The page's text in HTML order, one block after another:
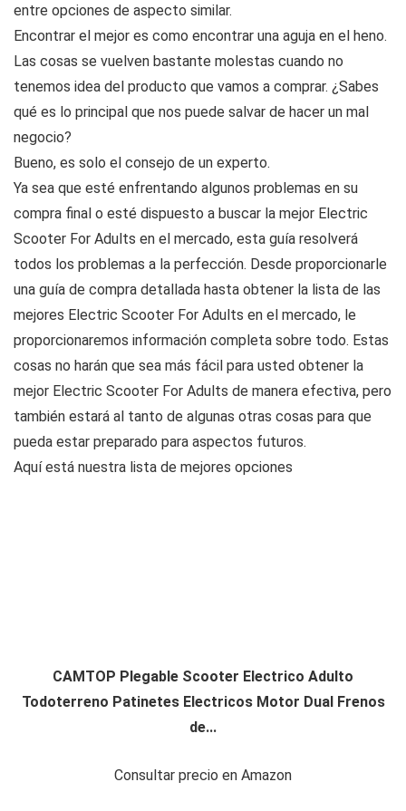
entre opciones de aspecto similar.
Encontrar el mejor es como encontrar una aguja en el heno.
Las cosas se vuelven bastante molestas cuando no
tenemos idea del producto que vamos a comprar. ¿Sabes
qué es lo principal que nos puede salvar de hacer un mal
negocio?
Bueno, es solo el consejo de un experto.
Ya sea que esté enfrentando algunos problemas en su
compra final o esté dispuesto a buscar la mejor Electric
Scooter For Adults en el mercado, esta guía resolverá
todos los problemas a la perfección. Desde proporcionarle
una guía de compra detallada hasta obtener la lista de las
mejores Electric Scooter For Adults en el mercado, le
proporcionaremos información completa sobre todo. Estas
cosas no harán que sea más fácil para usted obtener la
mejor Electric Scooter For Adults de manera efectiva, pero
también estará al tanto de algunas otras cosas para que
pueda estar preparado para aspectos futuros.
Aquí está nuestra lista de mejores opciones
CAMTOP Plegable Scooter Electrico Adulto
Todoterreno Patinetes Electricos Motor Dual Frenos
de...
Consultar precio en Amazon